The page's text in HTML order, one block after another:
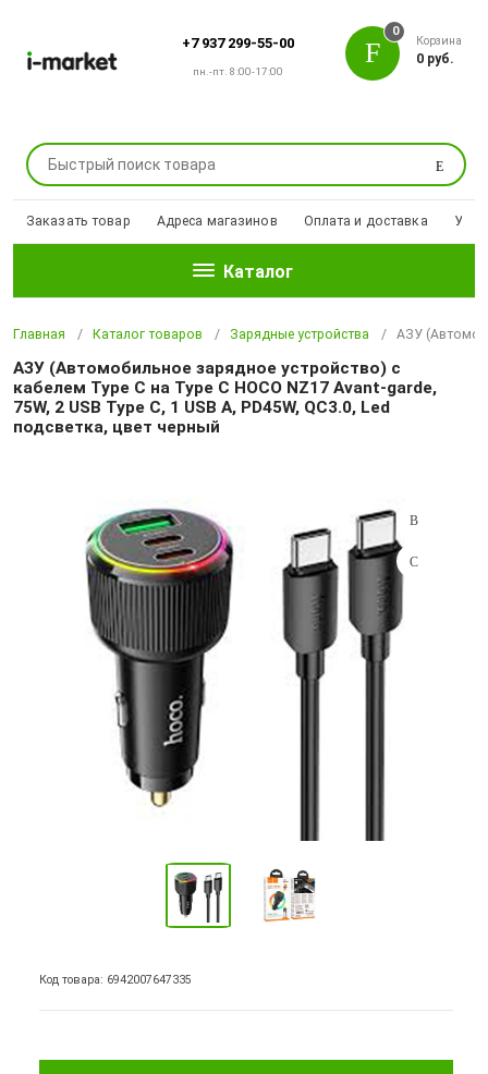
+7 937 299-55-00
пн.-пт. 8:00-17:00
Поиск
0
Корзина
0 руб.
Заказать товар Адреса магазинов Оплата и доставка
Каталог
Главная Каталог товаров Зарядные устройства АЗУ
АЗУ (Автомобильное зарядное устройство) с
кабелем Type C на Type C HOCO NZ17 Avant-garde,
75W, 2 USB Type C, 1 USB A, PD45W, QC3.0, Led
подсветка, цвет черный
Код товара: 6942007647335